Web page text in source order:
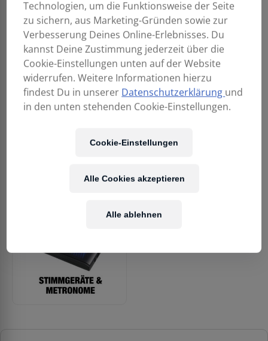
Technologien, um die Funktionsweise der Seite
zu sichern, aus Marketing-Gründen sowie zur
Verbesserung Deines Online-Erlebnisses. Du
kannst Deine Zustimmung jederzeit über die
Cookie-Einstellungen unten auf der Website
widerrufen. Weitere Informationen hierzu
findest Du in unserer Datenschutzerklärung und
in den unten stehenden Cookie-Einstellungen.
Cookie-Einstellungen
Alle ablehnen
Alle Cookies akzeptieren